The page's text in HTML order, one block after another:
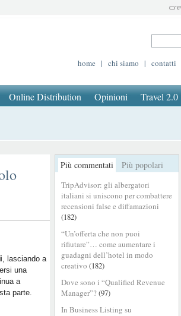
home | chi siamo | contatti
Online Distribution Opinioni Travel 2.0
Più commentati Più popolari
TripAdvisor: gli albergatori
italiani si uniscono per combattere
recensioni false e diffamazioni
(182)
“Un’offerta che non puoi
rifiutare”… come aumentare i
guadagni dell’hotel in modo
creativo (182)
Dove sono i “Qualified Revenue
Manager”?(97)
In Business Listing su
, lasciando a
una
a
parte.